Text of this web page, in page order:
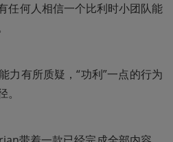
何人相信一个比利时小团队能
力有所质疑，“功利”一点的行为